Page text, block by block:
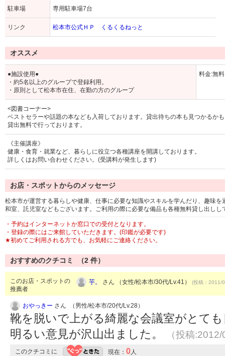
駐車場 専用駐車場7台
リンク 松本市公式ＨＰ くるくるねっと
オススメ
●施設使用●
・約5名以上のグループで登録利用。
・原則として松本市在住、在勤の方のグループ
料金:無料
<図書コーナー>
ベストセラーや話題の本なども入荷しております。貸出待ちの本も見つかるか
貸出無料で行っております。
《主催講座》
健康・食育・就業など、暮らしに役立つ各種講座を開講しております。
詳しくはお問い合わせください。(受講料が発生します)
お店・スポットからのメッセージ
松本市が運営する暮らしや健康、仕事に必要な知識やスキルを学んだり、趣味
和室、託児室などもございます。ご利用の際に必要な備品も各種無料貸し出し
・予約はインターネットか窓口での受付となります。
・登録の際にはご来館していただきます。(印鑑が必要です)
★初めてご利用される方でも、お気軽にご連絡ください。
おすすめのクチコミ （2 件）
このお店・スポットの
推薦者
芋。 さん （女性/松本市/30代/Lv.41） (投稿：2011/
おやっきー さん （男性/松本市/20代/Lv.28）
靴を脱いで上がる綺麗な会議室がとて
明るい意見が沢山出ました。
（投稿
このクチコミに 現在： 0人